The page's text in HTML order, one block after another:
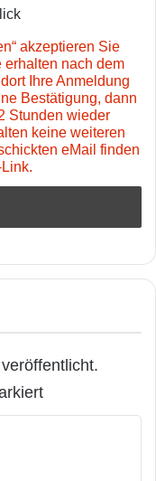
akzeptieren Sie
nach dem
Ihre Anmeldung
Bestätigung, dann
Stunden wieder
keine weiteren
eMail finden